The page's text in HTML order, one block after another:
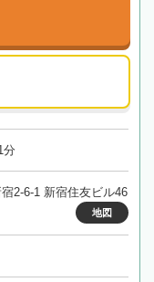
分
2-6-1 新宿住友ビル46
地図